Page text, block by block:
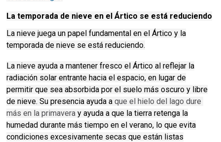
La temporada de nieve en el Ártico se está reduciendo
La nieve juega un papel fundamental en el Ártico y la
temporada de nieve se está reduciendo.
La nieve ayuda a mantener fresco el Ártico al reflejar la
radiación solar entrante hacia el espacio, en lugar de
permitir que sea absorbida por el suelo más oscuro y libre
de nieve.Su presencia ayuda aque el hielo del lago dure
más en la primavera y ayuda a que la tierra retenga la
humedad durante más tiempo en el verano, lo que evita
condiciones excesivamente secas que están listas